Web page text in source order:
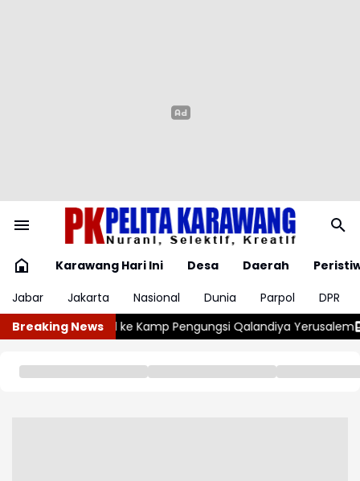
Karawang Hari Ini Desa Daerah
Jabar
Jakarta Nasional Dunia Parpol
DPR
Breaking News
Qalandiya Yerusalem Filipina Dilanda Badai